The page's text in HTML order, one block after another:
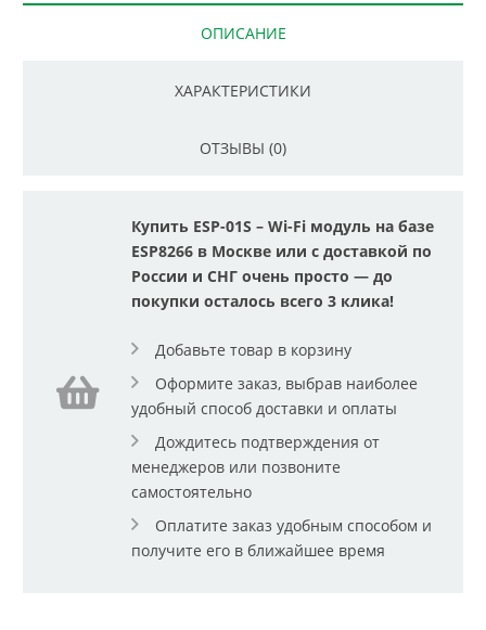
ОПИСАНИЕ
ХАРАКТЕРИСТИКИ
ОТЗЫВЫ (0)
Купить ESP-01S – Wi-Fi модуль на базе
ESP8266 в Москве или с доставкой по
России и СНГ очень просто — до
покупки осталось всего 3 клика!
Добавьте товар в корзину
Оформите заказ, выбрав наиболее
удобный способ доставки и оплаты
Дождитесь подтверждения от
менеджеров или позвоните
самостоятельно
Оплатите заказ удобным способом и
получите его в ближайшее время